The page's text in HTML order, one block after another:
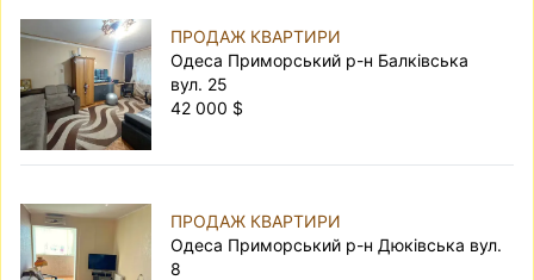
ПРОДАЖ КВАРТИРИ
Одеса Приморський р-н Балківська
вул. 25
42 000 $
ПРОДАЖ КВАРТИРИ
Одеса Приморський р-н Дюківська вул.
8